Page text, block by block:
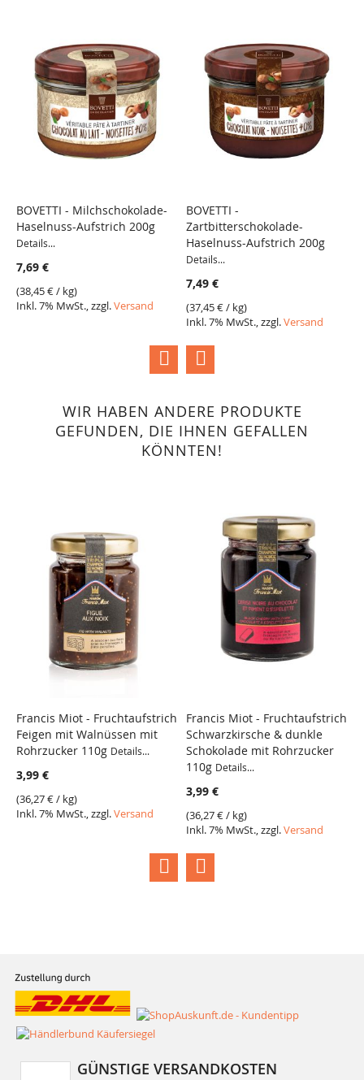
VERGLEICH
BOVETTI - Milchschokolade-
Haselnuss-Aufstrich 200g
Details...
7,69 €
(38,45 €/ kg)
Inkl. 7% MwSt., zzgl.Versand
VERGLEICH
BOVETTI -
Zartbitterschokolade-
Haselnuss-Aufstrich 200g
Details...
7,49 €
(37,45 €/ kg)
Inkl. 7% MwSt., zzgl.Versand
WIR HABEN ANDERE PRODUKTE
GEFUNDEN, DIE IHNEN GEFALLEN
KÖNNTEN!
Francis Miot - Fruchtaufstrich
Feigen mit Walnüssen mit
Rohrzucker 110g Details...
3,99 €
(36,27 €/ kg)
Inkl. 7% MwSt., zzgl.Versand
Francis Miot - Fruchtaufstrich
Schwarzkirsche & dunkle
Schokolade mit Rohrzucker
110g Details...
3,99 €
(36,27 €/ kg)
Inkl. 7% MwSt., zzgl.Versand
GÜNSTIGE VERSANDKOSTEN